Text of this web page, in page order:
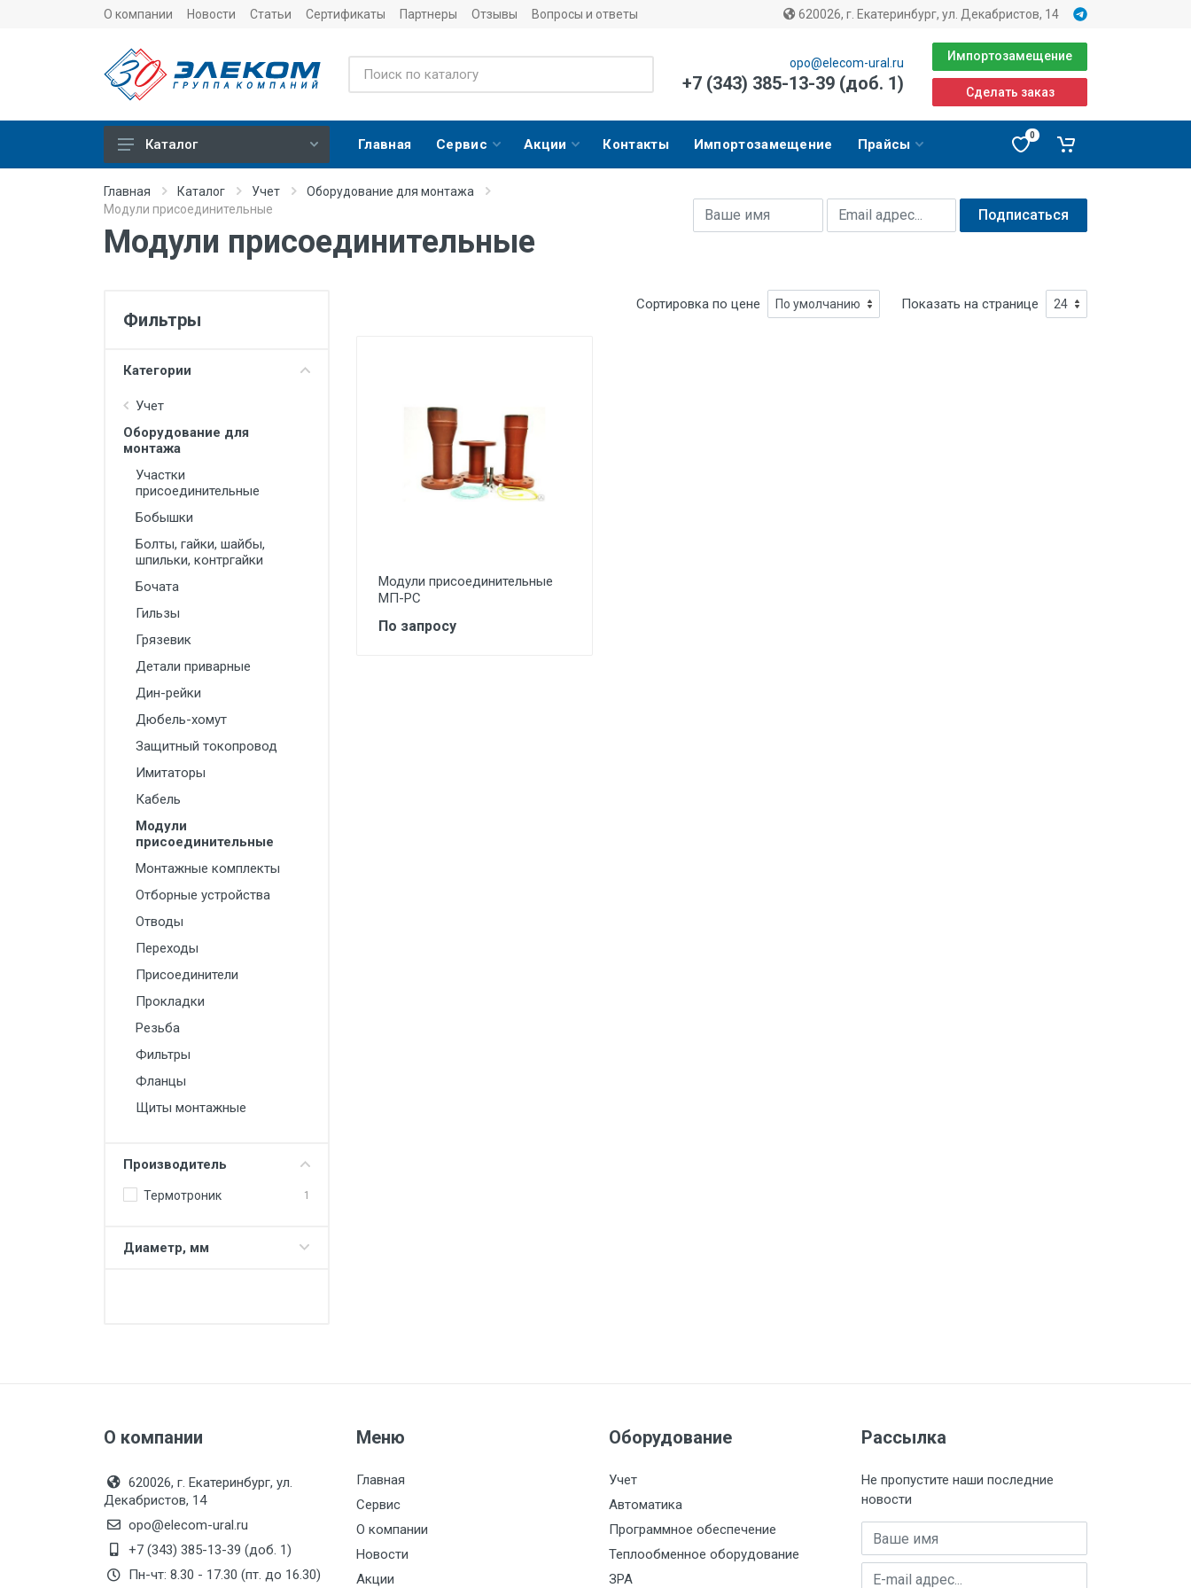
О компании Новости Статьи Сертификаты Партнеры Отзывы Вопросы и ответы 620026, г. Екатеринбург, ул. Декабристов, 14
opo@elecom-ural.ru
+7 (343) 385-13-39 (доб. 1)
Импортозамещение
Сделать заказ
Тепловычислители
Расходомеры (счетчики)
Сервисные устройства
Манометры, термометры
Оборудование для монтажа
Корректоры газов
Сумматоры электроэнергии
ОВЕН
MEYERTEC
Приборы ПРОМСИТЕХ
Мерадат
Гигротерм
Автоматы горения Прома
Универсальное
Теплообменное оборудование
Теплообменники ТТАИ
Шаровые краны
Приводы
Каталог Главная Сервис Акции Контакты Импортозамещение Прайсы
0
Главная Каталог Учет
Оборудование для монтажа
Модули присоединительные
Модули присоединительные
Имя
E-mail адрес Подписаться
Фильтры
Категории
Учет
Оборудование для
монтажа
Участки
присоединительные
Бобышки
Болты, гайки, шайбы,
шпильки, контргайки
Бочата
Гильзы
Грязевик
Детали приварные
Дин-рейки
Дюбель-хомут
Защитный токопровод
Имитаторы
Кабель
Модули
присоединительные
Монтажные комплекты
Отборные устройства
Отводы
Переходы
Присоединители
Прокладки
Резьба
Фильтры
Фланцы
Щиты монтажные
Производитель
Термотроник 1
Диаметр, мм
Сортировка по цене Показать на странице
Модули присоединительные
МП-РС
По запросу
О компании
620026, г. Екатеринбург, ул.
Декабристов, 14
opo@elecom-ural.ru
+7 (343) 385-13-39 (доб. 1)
Пн-чт: 8.30 - 17.30 (пт. до 16.30)
Меню
Главная
Сервис
О компании
Новости
Акции
Оборудование
Учет
Автоматика
Программное обеспечение
Теплообменное оборудование
ЗРА
Рассылка
Не пропустите наши последние
новости
Имя
E-mail адрес